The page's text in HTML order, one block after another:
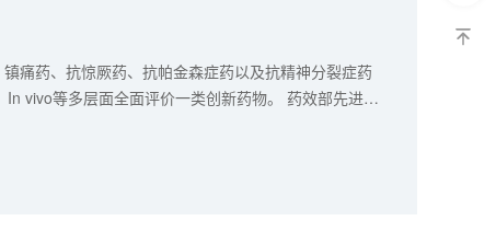
痛药、抗惊厥药、抗帕金森症药以及抗精神分裂症药
vivo等多层面全面评价一类创新药物。 药效部先进的
应激干扰和短时间测试的劣势。